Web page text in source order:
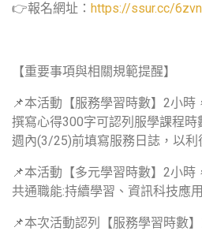
👉報名網址： https://ssur.cc/
【重要事項與相關規範提醒】
📌本活動【服務學習時數】2小
撰寫心得300字可認列服學課程
週內(3/25)前填寫服務日誌，以利
📌本活動【多元學習時數】2小時
共通職能:持續學習、資訊科技應
📌本次活動認列【服務學習時數